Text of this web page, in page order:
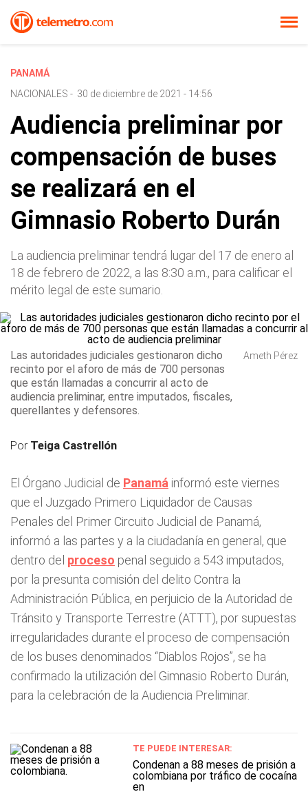
PANAMÁ
NACIONALES - 30 de diciembre de 2021 - 14:56
Audiencia preliminar por
compensación de buses
se realizará en el
Gimnasio Roberto Durán
La audiencia preliminar tendrá lugar del 17 de enero al
18 de febrero de 2022, a las 8:30 a.m., para calificar el
mérito legal de este sumario.
Las autoridades judiciales gestionaron dicho
recinto por el aforo de más de 700 personas
que están llamadas a concurrir al acto de
audiencia preliminar, entre imputados, fiscales,
querellantes y defensores.
Ameth Pérez
Por Teiga Castrellón
El Órgano Judicial de Panamá informó este viernes
que el Juzgado Primero Liquidador de Causas
Penales del Primer Circuito Judicial de Panamá,
informó a las partes y a la ciudadanía en general, que
dentro del proceso penal seguido a 543 imputados,
por la presunta comisión del delito Contra la
Administración Pública, en perjuicio de la Autoridad de
Tránsito y Transporte Terrestre (ATTT), por supuestas
irregularidades durante el proceso de compensación
de los buses denominados “Diablos Rojos”, se ha
confirmado la utilización del Gimnasio Roberto Durán,
para la celebración de la Audiencia Preliminar.
TE PUEDE INTERESAR:
Condenan a 88 meses de prisión a
colombiana por tráfico de cocaína
en